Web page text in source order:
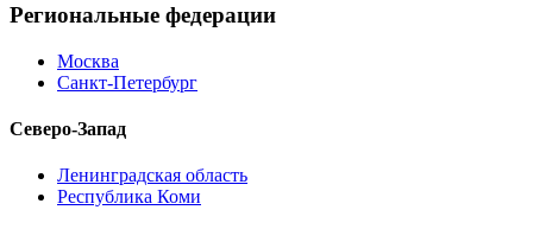
Региональные федерации
Москва
Санкт-Петербург
Северо-Запад
Ленинградская область
Республика Коми